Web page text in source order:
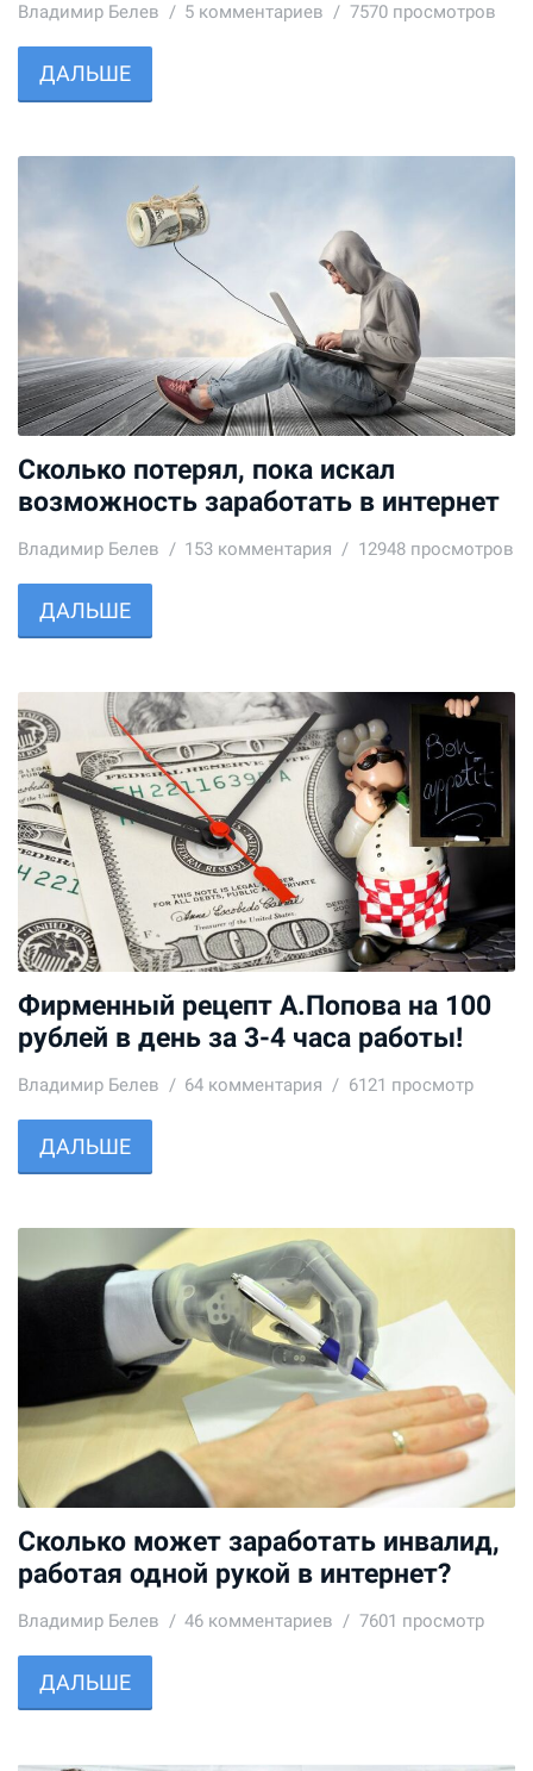
Владимир Белев 5 комментариев 7570 просмотров
ДАЛЬШЕ
Сколько потерял, пока искал
возможность заработать в интернет
Владимир Белев 153 комментария 12948 просмотров
ДАЛЬШЕ
Фирменный рецепт А.Попова на 100
рублей в день за 3-4 часа работы!
Владимир Белев 64 комментария 6121 просмотр
ДАЛЬШЕ
Сколько может заработать инвалид,
работая одной рукой в интернет?
Владимир Белев 46 комментариев 7601 просмотр
ДАЛЬШЕ